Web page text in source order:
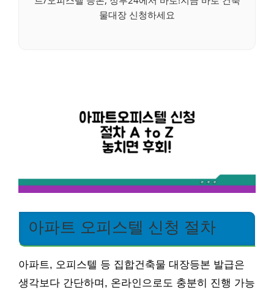
물대장 신청하세요
아파트 오피스텔 신청 절차
아파트, 오피스텔 등 집합건축물 대장등본 발급은
생각보다 간단하며, 온라인으로도 충분히 진행 가능